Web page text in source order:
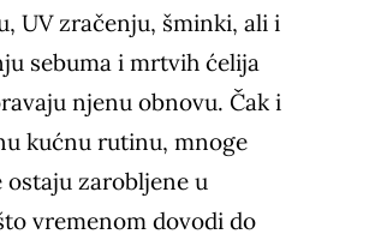
UV zračenju, šminki, ali i
sebuma i mrtvih ćelija
njenu obnovu. Čak i
kućnu rutinu, mnoge
ostaju zarobljene u
vremenom dovodi do